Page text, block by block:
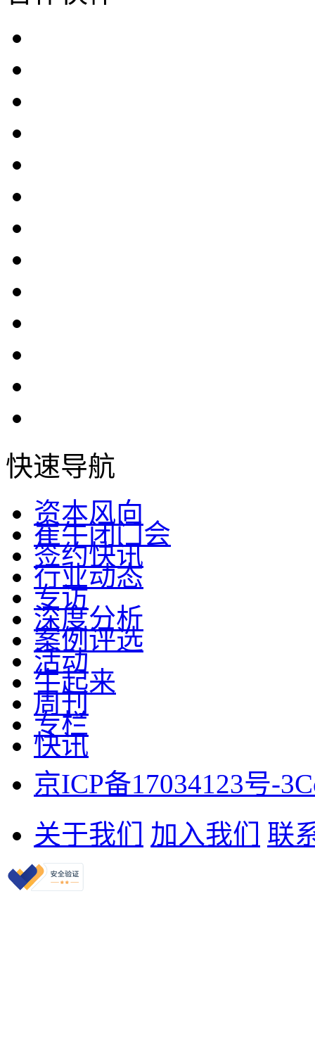
快速导航
资本风向
崔牛闭门会
签约快讯
行业动态
专访
深度分析
案例评选
活动
牛起来
周刊
专栏
快讯
京ICP备17034123号-3
关于我们
加入我们 联